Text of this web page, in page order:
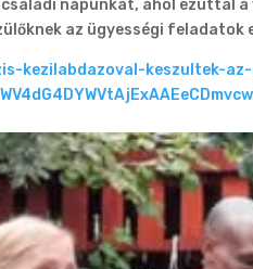
napunkat, ahol ezúttal a
az ügyességi feladatok
kezilabdazoval-keszultek-